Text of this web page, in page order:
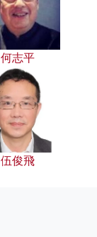
何志平
伍俊飛